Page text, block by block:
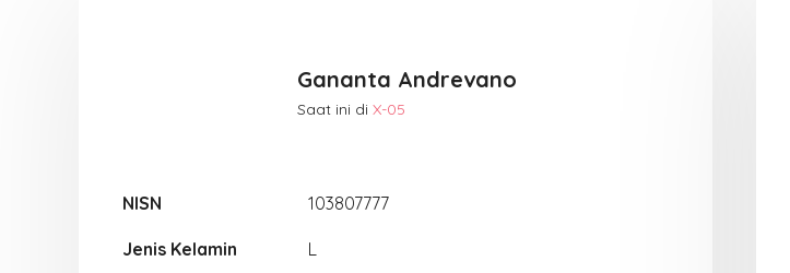
Gananta Andrevano
Saat ini di X-05
NISN 103807777
Jenis Kelamin L